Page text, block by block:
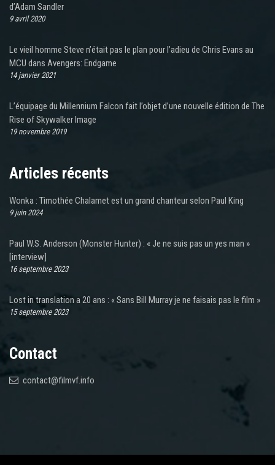
d’Adam Sandler
9 avril 2020
Le vieil homme Steve n’était pas le plan pour l’adieu de Chris Evans au
MCU dans Avengers: Endgame
14 janvier 2021
L’équipage du Millennium Falcon fait l’objet d’une nouvelle édition de The
Rise of Skywalker Image
19 novembre 2019
Articles récents
Wonka : Timothée Chalamet est un grand chanteur selon Paul King
9 juin 2024
Paul W.S. Anderson (Monster Hunter) : « Je ne suis pas un yes man »
[interview]
16 septembre 2023
Lost in translation a 20 ans : « Sans Bill Murray je ne faisais pas le film »
15 septembre 2023
Contact
contact@filmvf.info